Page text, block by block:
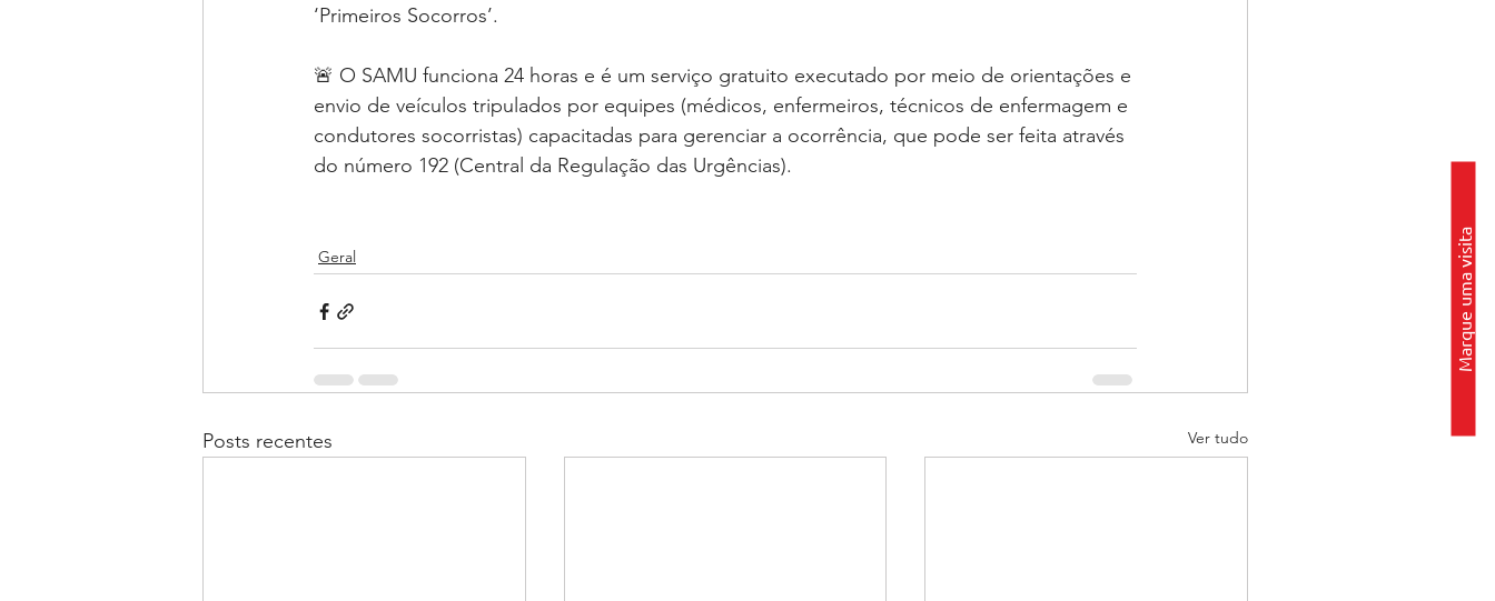
Marque uma visita
‘Primeiros Socorros’.
🚨 O SAMU funciona 24 horas e é um serviço gratuito executado por meio de orientações e
envio de veículos tripulados por equipes (médicos, enfermeiros, técnicos de enfermagem e
condutores socorristas) capacitadas para gerenciar a ocorrência, que pode ser feita através
do número 192 (Central da Regulação das Urgências).
Geral
Posts recentes Ver tudo